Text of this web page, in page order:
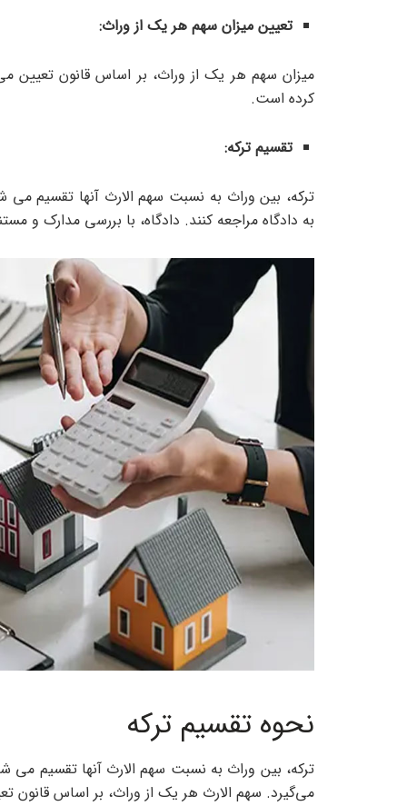
تعیین میزان سهم هر یک از وراث:
میزان سهم هر یک از وراث، بر اساس قانون تعیین
کرده است.
تقسیم ترکه:
ترکه، بین وراث به نسبت سهم الارث آنها تقسیم می
به دادگاه مراجعه کنند. دادگاه، با بررسی مدارک و
نحوه تقسیم ترکه
ترکه، بین وراث به نسبت سهم الارث آنها تقسیم می
می‌گیرد. سهم الارث هر یک از وراث، بر اساس قانون